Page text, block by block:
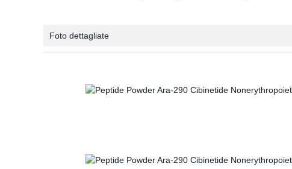
Foto dettagliate